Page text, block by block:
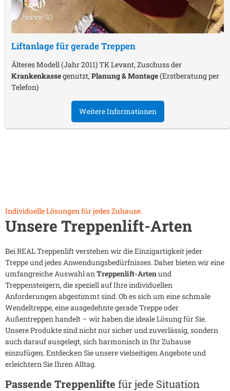
Liftanlage für gerade Treppen
Älteres Modell (Jahr 2011) TK Levant, Zuschuss der
Krankenkassegenutzt,Planung & Montage(Erstberatung per
Telefon)
Weitere Informationen
Individuelle Lösungen für jedes Zuhause.
Unsere Treppenlift-Arten
Bei REAL Treppenlift verstehen wir die Einzigartigkeit jeder
Treppe und jedes Anwendungsbedürfnisses. Daher bieten wir eine
umfangreiche Auswahl anTreppenlift-Artenund
Treppensteigern, die speziell auf Ihre individuellen
Anforderungen abgestimmt sind. Ob es sich um eine schmale
Wendeltreppe, eine ausgedehnte gerade Treppe oder
Außentreppen handelt – wir haben die ideale Lösung für Sie.
Unsere Produkte sind nicht nur sicher und zuverlässig, sondern
auch darauf ausgelegt, sich harmonisch in Ihr Zuhause
einzufügen. Entdecken Sie unsere vielseitigen Angebote und
erleichtern Sie Ihren Alltag.
Passende Treppenlifte für jede Situation